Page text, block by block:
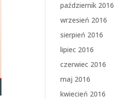
październik 2016
wrzesień 2016
sierpień 2016
lipiec 2016
czerwiec 2016
maj 2016
kwiecień 2016